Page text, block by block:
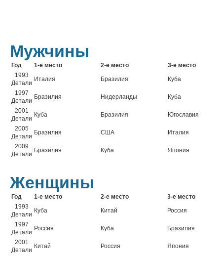
Мужчины
Год 1-е место 2-е место
3-е место
1993
Детали
Италия Бразилия
Куба
1997
Детали
Бразилия Нидерланды
Куба
2001
Детали
Куба Бразилия
Югославия
2005
Детали
Бразилия США
Италия
2009
Детали
Бразилия Куба Япония
Женщины
Год 1-е место 2-е место
3-е место
1993
Детали
Куба Китай
Россия
1997
Детали
Россия Куба
Бразилия
2001
Детали
Китай Россия
Япония